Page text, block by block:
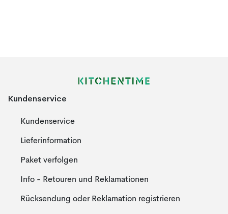
Kundenservice
Kundenservice
Lieferinformation
Paket verfolgen
Info - Retouren und Reklamationen
Rücksendung oder Reklamation registrieren